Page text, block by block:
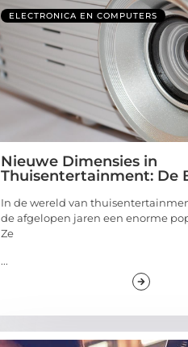
ELECTRONICA EN COMPUTERS
Nieuwe Dimensies in
Thuisentertainment: De
In de wereld van
de afgelopen jaren een enorme
Ze
...